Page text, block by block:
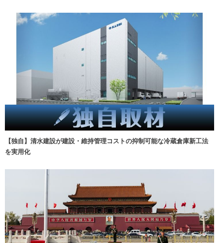
【独自】清水建設が建設・維持管理コストの抑制可能な冷蔵倉庫新工法
を実用化